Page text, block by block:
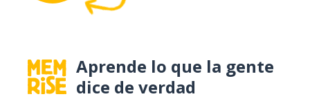
Aprende lo que la gente
dice de verdad